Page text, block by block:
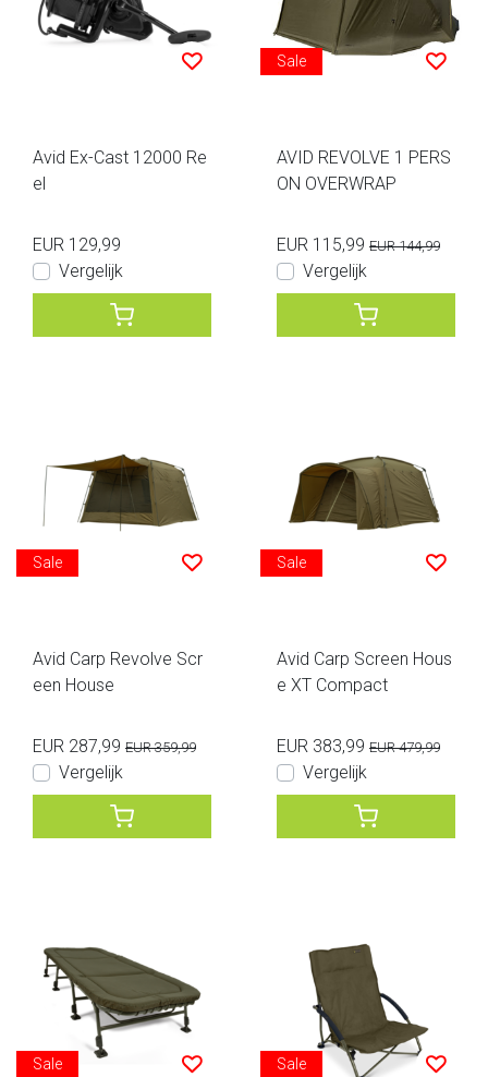
Avid Ex-Cast 12000 Re
el
EUR 129,99
Vergelijk
Sale
AVID REVOLVE 1 PERS
ON OVERWRAP
EUR 115,99 EUR 144,99
Vergelijk
Sale
Avid Carp Revolve Scr
een House
EUR 287,99 EUR 359,99
Vergelijk
Sale
Avid Carp Screen Hous
e XT Compact
EUR 383,99 EUR 479,99
Vergelijk
Sale Sale